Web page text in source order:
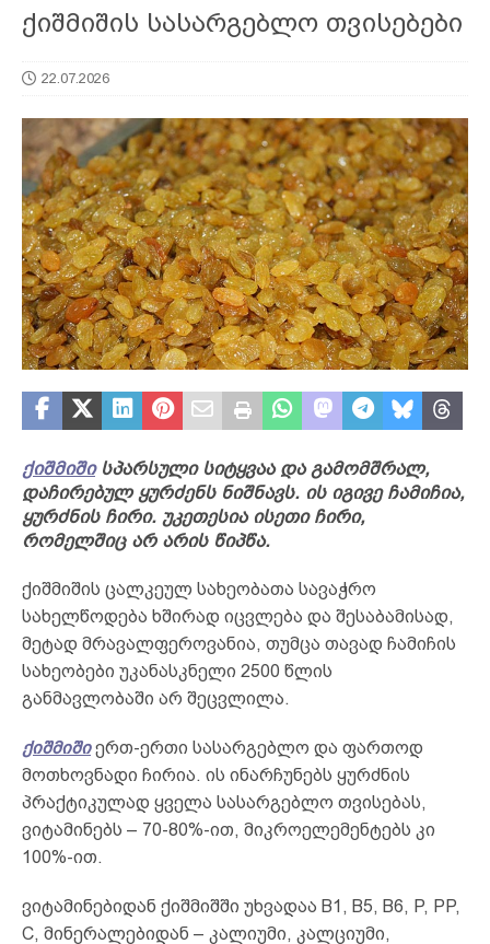
ქიშმიშის სასარგებლო თვისებები
22.07.2026
ქიშმიშისპარსული სიტყვაა და გამომშრალ,
დაჩირებულ ყურძენს ნიშნავს. ის იგივე ჩამიჩია,
ყურძნის ჩირი. უკეთესია ისეთი ჩირი,
რომელშიც არ არის წიპწა.
ქიშმიშის ცალკეულ სახეობათა სავაჭრო
სახელწოდება ხშირად იცვლება და შესაბამისად,
მეტად მრავალფეროვანია, თუმცა თავად ჩამიჩის
სახეობები უკანასკნელი 2500 წლის
განმავლობაში არ შეცვლილა.
ქიშმიშიერთ-ერთი სასარგებლო და ფართოდ
მოთხოვნადი ჩირია. ის ინარჩუნებს ყურძნის
პრაქტიკულად ყველა სასარგებლო თვისებას,
ვიტამინებს – 70-80%-ით, მიკროელემენტებს კი
100%-ით.
ვიტამინებიდან ქიშმიშში უხვადაა B1, B5, B6, P, PP,
C, მინერალებიდან – კალიუმი, კალციუმი,